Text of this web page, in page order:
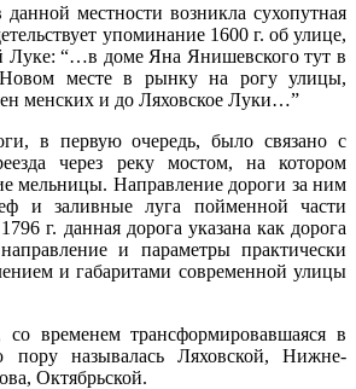
местности возникла сухопутная
упоминание 1600 г. об улице,
Луке: “…в доме Яна Янишевского тут в
месте в рынку на рогу улицы,
менских и до Ляховское Луки…”
в первую очередь, было связано с
через реку мостом, на котором
мельницы. Направление дороги за ним
и заливные луга пойменной части
г. данная дорога указана как дорога
и параметры практически
и габаритами современной улицы
со временем трансформировавшаяся в
пору называлась Ляховской, Нижне-
Октябрьской.